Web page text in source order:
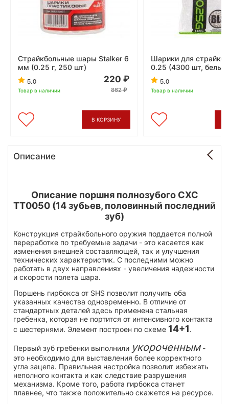
Страйкбольные шары Stalker 6
мм (0.25 г, 250 шт)
5.0
Товар в наличии
220
862
В КОРЗИНУ
Шарики для
0.25 (4300 шт, белые)
5.0
Товар в наличии
Описание
Описание поршня полнозубого СХС
ТТ0050 (14 зубьев, половинный последний
зуб)
Конструкция страйкбольного оружия поддается полной
переработке по требуемые задачи - это касается как
изменения внешней составляющей, так и улучшения
технических характеристик. С последними можно
работать в двух направлениях - увеличения надежности
и скорости полета шара.
Поршень гирбокса от SHS позволит получить оба
указанных качества одновременно. В отличие от
стандартных деталей здесь применена стальная
гребенка, которая не портится от интенсивного контакта
с шестернями. Элемент построен по схеме 14+1.
Первый зуб гребенки выполнили укороченным-
это необходимо для выставления более корректного
угла зацепа. Правильная настройка позволит избежать
неполного контакта и как следствие разрушения
механизма. Кроме того, работа гирбокса станет
плавнее, что также положительно скажется на ресурсе.